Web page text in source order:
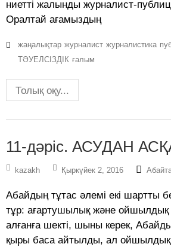
ниетті жалынды журналист-
Оралтай ағамыздың
жаңалықтар журналист журналистика
ТӘУЕЛСІЗДІК ғалым
Толық оқу...
11-дәріс. АСУДАН
kazakh Қыркүйек 2, 2016
Абайдың тұтас әлемі екі шартты
тұр: ағартушылық және ойшылдық
алғанға шекті, шыны керек,
қыры баса айтылды, ал ойшылдық